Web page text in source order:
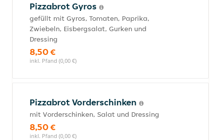
Pizzabrot Gyros
gefüllt mit Gyros, Tomaten, Paprika,
Zwiebeln, Eisbergsalat, Gurken und
Dressing
8,50 €
inkl. Pfand (0,00 €)
Pizzabrot Vorderschinken
mit Vorderschinken, Salat und Dressing
8,50 €
inkl. Pfand (0,00 €)